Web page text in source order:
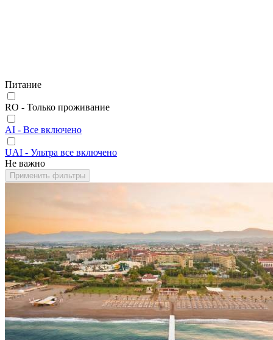
Питание
RO - Только проживание
AI - Все включено
UAI - Ультра все включено
Не важно
Применить фильтры